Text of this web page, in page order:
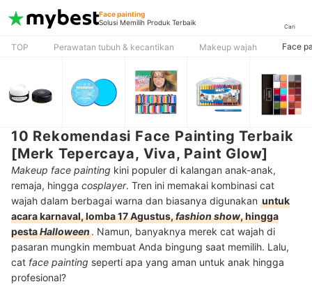
Face painting
Solusi Memilih Produk Terbaik
Cari
TOP Perawatan tubuh & kecantikan Makeup wajah Face
10 Rekomendasi Face Painting Terbaik
[Merk Tepercaya, Viva, Paint Glow]
Makeup face painting kini populer di kalangan anak-anak,
remaja, hingga cosplayer. Tren ini memakai kombinasi cat
wajah dalam berbagai warna dan biasanya digunakan untuk
acara karnaval, lomba 17 Agustus,fashion show, hingga
pestaHalloween. Namun, banyaknya merek cat wajah di
pasaran mungkin membuat Anda bingung saat memilih. Lalu,
cat face painting seperti apa yang aman untuk anak hingga
profesional?